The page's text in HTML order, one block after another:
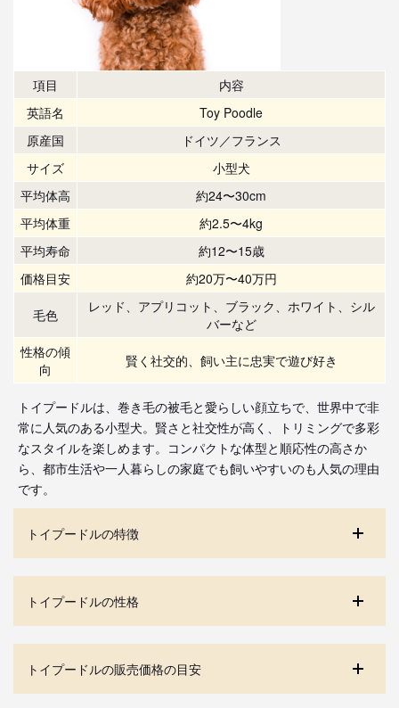
項目
内容
英語名
Toy Poodle
原産国
ドイツ／フランス
サイズ
小型犬
平均体高
約24〜30cm
平均体重
約2.5〜4kg
平均寿命
約12〜15歳
価格目安
約20万〜40万円
毛色
レッド、アプリコット、ブラック、ホワイト、シル
バーなど
性格の傾
向
賢く社交的、飼い主に忠実で遊び好き
トイプードルは、巻き毛の被毛と愛らしい顔立ちで、世界中で非
常に人気のある小型犬。賢さと社交性が高く、トリミングで多彩
なスタイルを楽しめます。コンパクトな体型と順応性の高さか
ら、都市生活や一人暮らしの家庭でも飼いやすいのも人気の理由
です。
トイプードルの特徴
トイプードルの性格
トイプードルの販売価格の目安